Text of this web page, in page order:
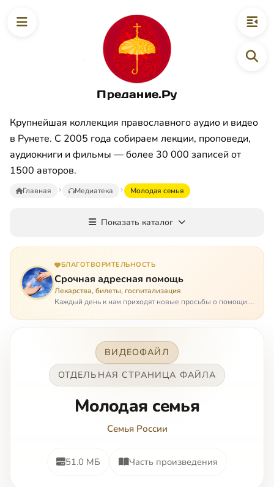
Предание.Ру
Крупнейшая коллекция православного аудио и видео
в Рунете. С 2005 года собираем лекции, проповеди,
аудиокниги и фильмы — более 30 000 записей от
1500 авторов.
Главная Медиатека Moлoдaя ceмья
Показать каталог
БЛАГОТВОРИТЕЛЬНОСТЬ
Срочная адресная помощь
Лекарства, билеты, госпитализация
Каждый день к нам приходят новые просьбы о помощи.
она нужна была вчера: в приеме лекарств образовался
ВИДЕОФАЙЛ
ОТДЕЛЬНАЯ СТРАНИЦА ФАЙЛА
Moлoдaя ceмья
Семья России
51.0 МБ Часть произведения